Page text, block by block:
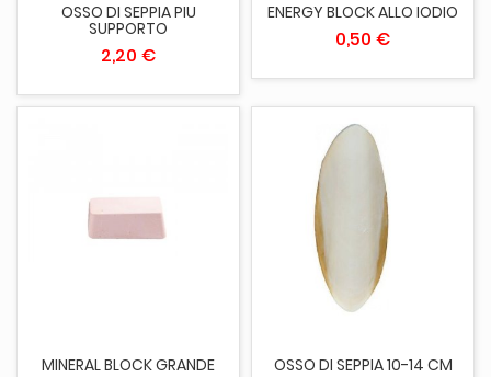
OSSO DI SEPPIA PIU
SUPPORTO
2,20 €
ENERGY BLOCK ALLO IODIO
0,50 €
MINERAL BLOCK GRANDE OSSO DI SEPPIA 10-14 CM